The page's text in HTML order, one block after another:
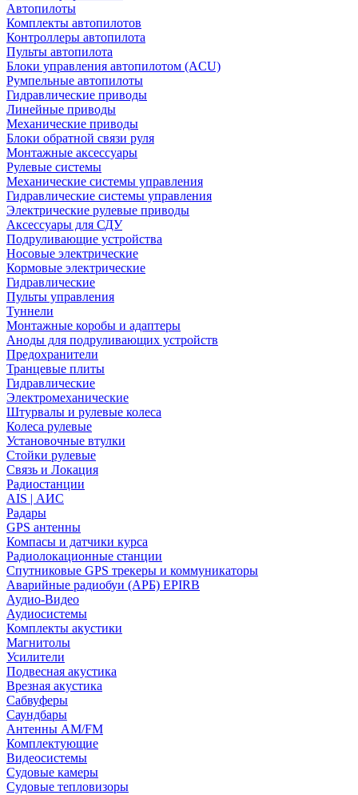
Автопилоты
Комплекты автопилотов
Контроллеры автопилота
Пульты автопилота
Блоки управления автопилотом (ACU)
Румпельные автопилоты
Гидравлические приводы
Линейные приводы
Механические приводы
Блоки обратной связи руля
Монтажные аксессуары
Рулевые системы
Механические системы управления
Гидравлические системы управления
Электрические рулевые приводы
Аксессуары для СДУ
Подруливающие устройства
Носовые электрические
Кормовые электрические
Гидравлические
Пульты управления
Туннели
Монтажные коробы и адаптеры
Аноды для подруливающих устройств
Предохранители
Транцевые плиты
Гидравлические
Электромеханические
Штурвалы и рулевые колеса
Колеса рулевые
Установочные втулки
Стойки рулевые
Связь и Локация
Радиостанции
AIS | АИС
Радары
GPS антенны
Компасы и датчики курса
Радиолокационные станции
Спутниковые GPS трекеры и коммуникаторы
Аварийные радиобуи (АРБ) EPIRB
Аудио-Видео
Аудиосистемы
Комплекты акустики
Магнитолы
Усилители
Подвесная акустика
Врезная акустика
Сабвуферы
Саундбары
Антенны AM/FM
Комплектующие
Видеосистемы
Судовые камеры
Cудовые тепловизоры